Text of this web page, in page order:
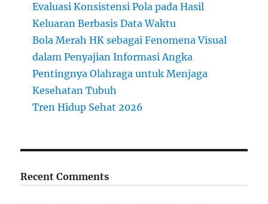
Evaluasi Konsistensi Pola pada Hasil
Keluaran Berbasis Data Waktu
Bola Merah HK sebagai Fenomena Visual
dalam Penyajian Informasi Angka
Pentingnya Olahraga untuk Menjaga
Kesehatan Tubuh
Tren Hidup Sehat 2026
Recent Comments